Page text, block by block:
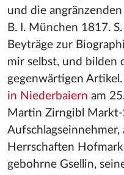
und die
B. I. München 1817.
Beyträge zur
mir selbst, und bilden
gegenwärtigen
in Niederbaiern am
Martin Zirngibl
Herrschaften
gebohrne Gsellin,